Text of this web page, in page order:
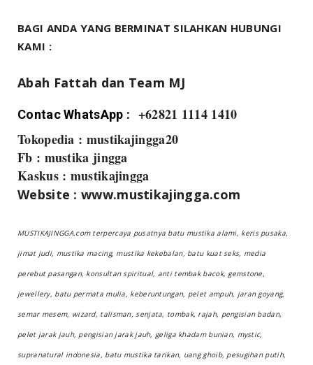
BAGI ANDA YANG BERMINAT SILAHKAN HUBUNGI
KAMI :
Abah Fattah dan Team MJ
Contac WhatsApp :
+62821 1114 1410
Tokopedia : mustikajingga20
Fb : mustika jingga
Kaskus : mustikajingga
Website : www.mustikajingga.com
MUSTIKAJINGGA.com terpercaya pusatnya batu mustika alami, keris pusaka,
jimat judi, mustika macing, mustika kekebalan, batu kuat seks, media
perebut pasangan, konsultan spiritual, anti tembak bacok, gemstone,
jewellery, batu permata mulia, keberuntungan, pelet ampuh, jaran goyang,
semar mesem, wizard, talisman, senjata, tombak, rajah, pengisian badan,
pelet jarak jauh, pengisian jarak jauh, geliga khadam bunian, mystic,
supranatural indonesia, batu mustika tarikan, uang ghoib, pesugihan putih,